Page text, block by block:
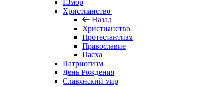
Юмор
Христианство
Назад
Христианство
Протестантизм
Православие
Пасха
Патриотизм
День Рождения
Славянский мир